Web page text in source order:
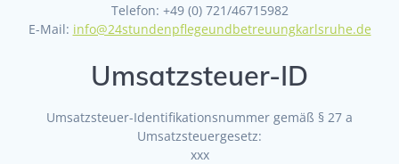
Telefon: +49 (0) 721/46715982
E-Mail: info@24stundenpflegeundbetreuungkarlsruhe.de
Umsatzsteuer-ID
Umsatzsteuer-Identifikationsnummer gemäß § 27 a
Umsatzsteuergesetz:
xxx